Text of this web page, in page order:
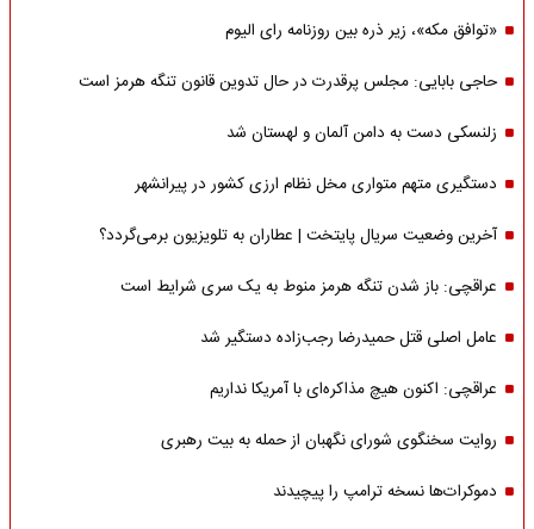
«توافق مکه»، زیر ذره بین روزنامه رای الیوم
حاجی بابایی: مجلس پرقدرت در حال تدوین قانون تنگه هرمز است
زلنسکی دست به دامن آلمان و لهستان شد
دستگیری متهم متواری مخل نظام ارزی کشور در پیرانشهر
آخرین وضعیت سریال پایتخت | عطاران به تلویزیون برمی‌گردد؟
عراقچی: باز شدن تنگه هرمز منوط به یک سری شرایط است
عامل اصلی قتل حمیدرضا رجب‌زاده دستگیر شد
عراقچی: اکنون هیچ مذاکره‌ای با آمریکا نداریم
روایت سخنگوی شورای نگهبان از حمله به بیت رهبری
دموکرات‌ها نسخه ترامپ را پیچیدند